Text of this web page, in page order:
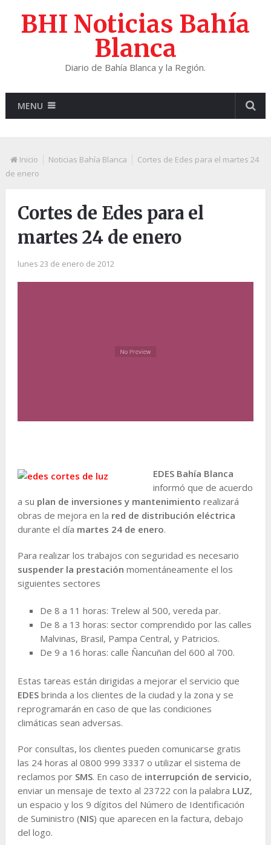
BHI Noticias Bahía
Blanca
Diario de Bahía Blanca y la Región.
MENU
Inicio Noticias Bahía Blanca
Cortes de Edes para el martes 24
de enero
Cortes de Edes para el
martes 24 de enero
lunes 23 de enero de 2012
EDES Bahía Blanca
informó que de acuerdo
a su plan de inversiones y mantenimiento realizará
obras de mejora en la red de distribución eléctrica
durante el día martes 24 de enero.
Para realizar los trabajos con seguridad es necesario
suspender la prestación momentáneamente el los
siguientes sectores
De 8 a 11 horas: Trelew al 500, vereda par.
De 8 a 13 horas: sector comprendido por las calles
Malvinas, Brasil, Pampa Central, y Patricios.
De 9 a 16 horas: calle Ñancuñan del 600 al 700.
Estas tareas están dirigidas a mejorar el servicio que
EDESbrinda a los clientes de la ciudad y la zona y se
reprogramarán en caso de que las condiciones
climáticas sean adversas.
Por consultas, los clientes pueden comunicarse gratis
las 24 horas al 0800 999 3337 o utilizar el sistema de
reclamos por SMS. En caso de interrupción de servicio,
enviar un mensaje de texto al 23722 con la palabra LUZ,
un espacio y los 9 dígitos del Número de Identificación
de Suministro (NIS) que aparecen en la factura, debajo
del logo.